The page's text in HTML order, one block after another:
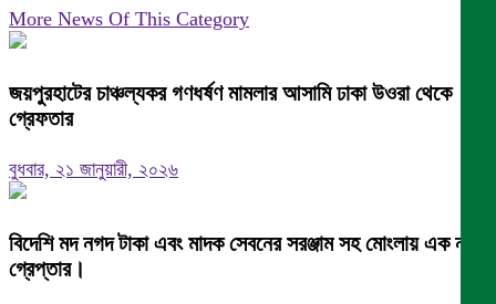
More News Of This Category
জয়পুরহাটের চাঞ্চল্যকর গণধর্ষণ মামলার আসামি ঢাকা উওরা থেকে
গ্রেফতার
বুধবার, ২১ জানুয়ারী, ২০২৬
বিদেশি মদ নগদ টাকা এবং মাদক সেবনের সরঞ্জাম সহ মোংলায় এক নারী
গ্রেপ্তার।